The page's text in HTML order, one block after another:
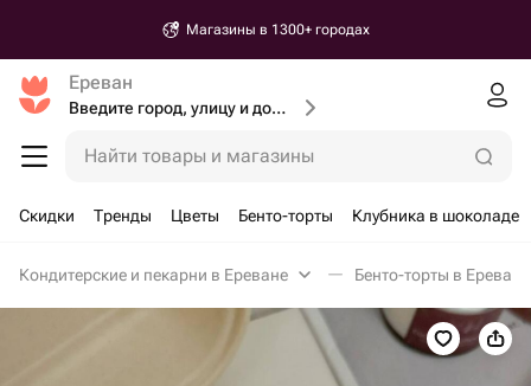
Магазины в 1300+ городах
Ереван
Введите город, улицу и дом доставки
Найти товары и магазины
Скидки Тренды Цветы Бенто-торты Клубника в шоколаде
Кондитерские и пекарни в Ереване Бенто-торты в Ереване